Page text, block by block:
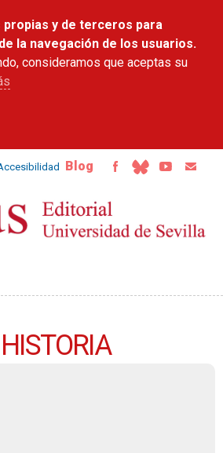
contenido
principal
y de terceros para
la navegación de los usuarios.
consideramos que aceptas su
Blog